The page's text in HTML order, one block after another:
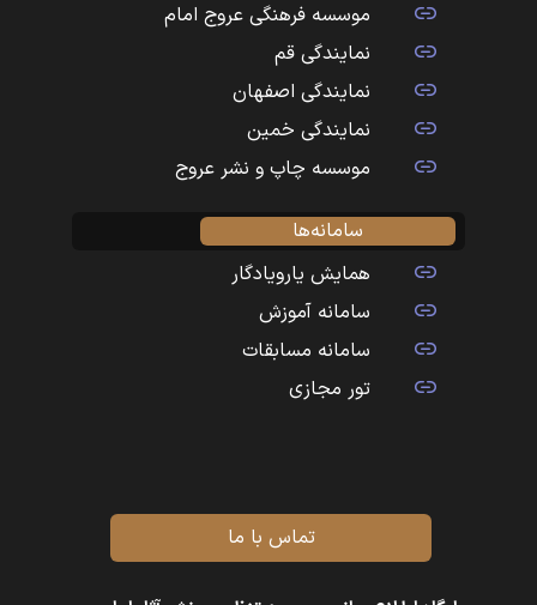
موسسه فرهنگی عروج امام
نمایندگی قم
نمایندگی اصفهان
نمایندگی خمین
موسسه چاپ و نشر عروج
سامانه‌ها
همایش یارویادگار
سامانه آموزش
سامانه مسابقات
تور مجازی
تماس با ما